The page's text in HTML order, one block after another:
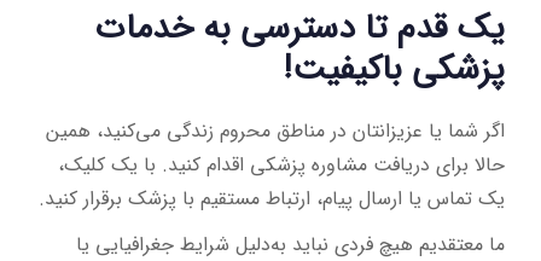
یک قدم تا دسترسی به خدمات
پزشکی باکیفیت!
اگر شما یا عزیزانتان در مناطق محروم زندگی می‌کنید، همین
حالا برای دریافت مشاوره پزشکی اقدام کنید. با یک کلیک،
یک تماس یا ارسال پیام، ارتباط مستقیم با پزشک برقرار کنید.
ما معتقدیم هیچ فردی نباید به‌دلیل شرایط جغرافیایی یا